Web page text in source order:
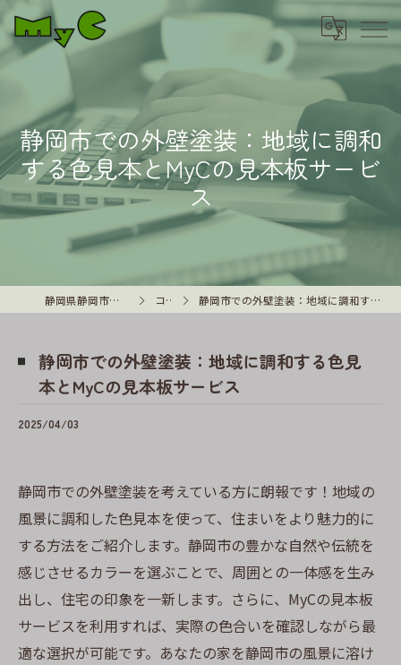
静岡市での外壁塗装：地域に調和
する色見本とMyCの見本板サービ
ス
静岡県静岡市の外壁塗装はMyC コラム 静岡市での外壁塗装：地域に調和する色見本とMyCの見本板サービス
静岡市での外壁塗装：地域に調和する色見
本とMyCの見本板サービス
2025/04/03
静岡市での外壁塗装を考えている方に朗報です！地域の
風景に調和した色見本を使って、住まいをより魅力的に
する方法をご紹介します。静岡市の豊かな自然や伝統を
感じさせるカラーを選ぶことで、周囲との一体感を生み
出し、住宅の印象を一新します。さらに、MyCの見本板
サービスを利用すれば、実際の色合いを確認しながら最
適な選択が可能です。あなたの家を静岡市の風景に溶け